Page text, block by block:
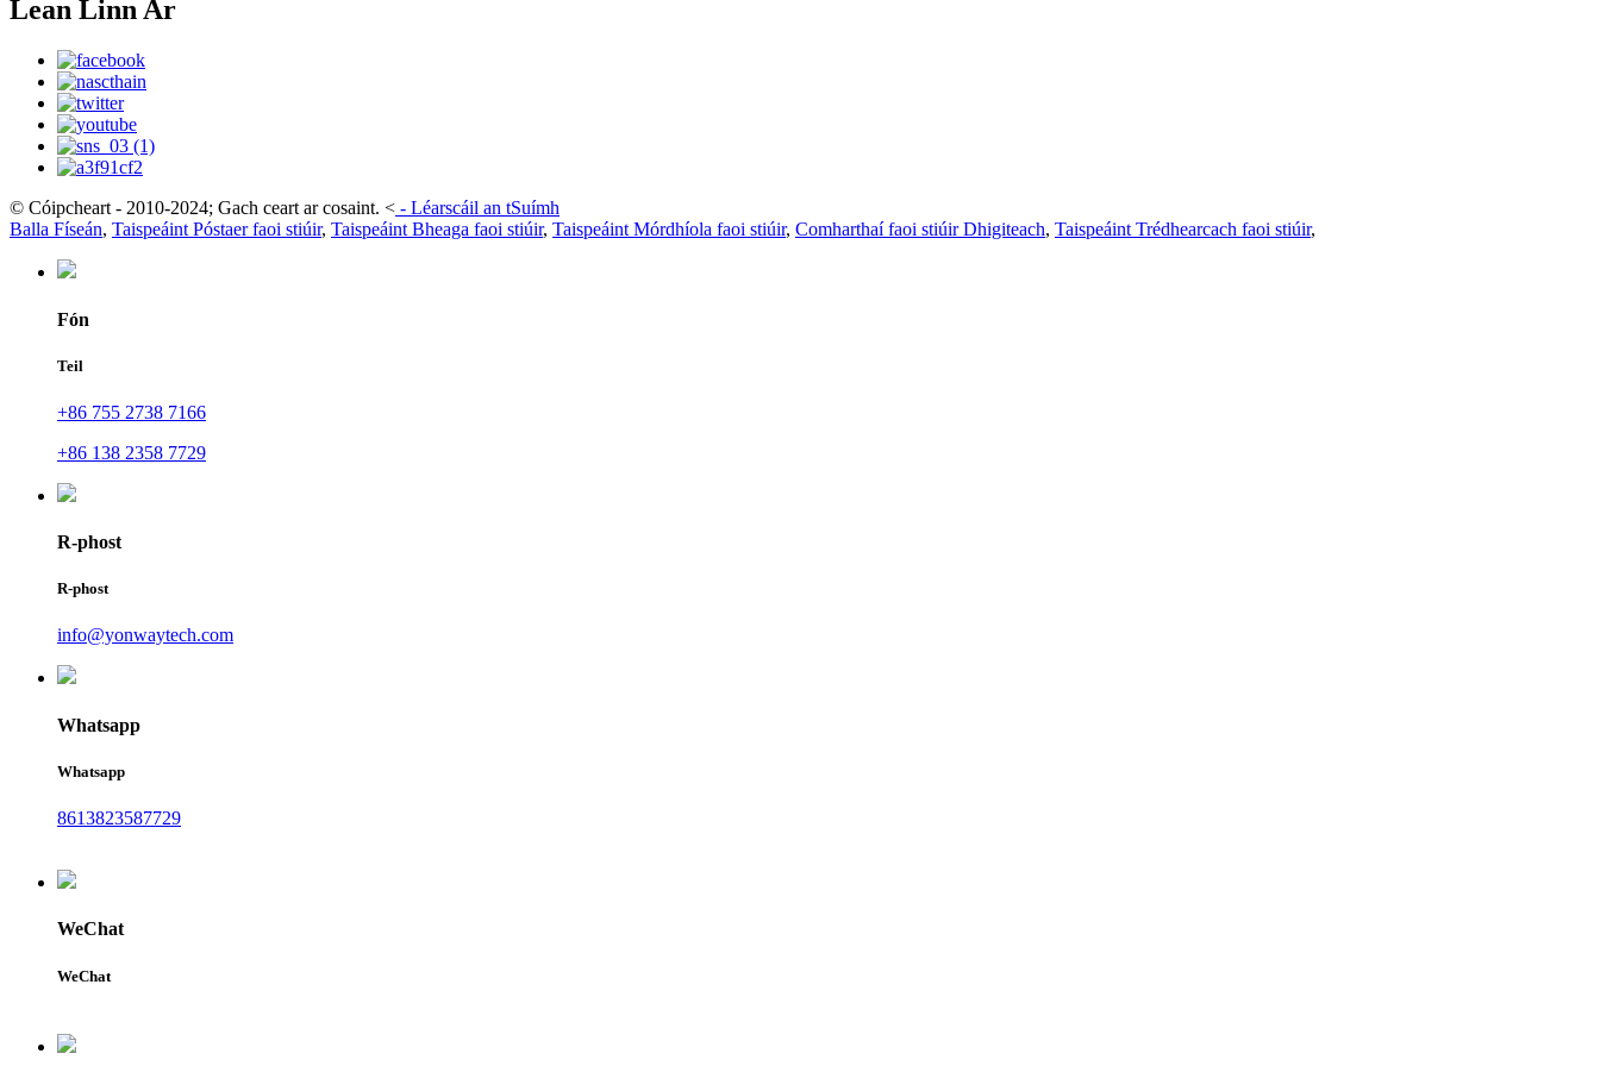
Lean Linn Ar
© Cóipcheart - 2010-2024; Gach ceart ar cosaint. < - Léarscáil an tSuímh
Balla Físeán, Taispeáint Póstaer faoi stiúir, Taispeáint Bheaga faoi stiúir, Taispeáint Mórdhíola faoi stiúir, Comharthaí faoi stiúir Dhigiteach, Taispeáint Trédhearcach faoi stiúir,
Fón
Teil
+86 755 2738 7166
+86 138 2358 7729
R-phost
R-phost
info@yonwaytech.com
Whatsapp
Whatsapp
8613823587729
WeChat
WeChat